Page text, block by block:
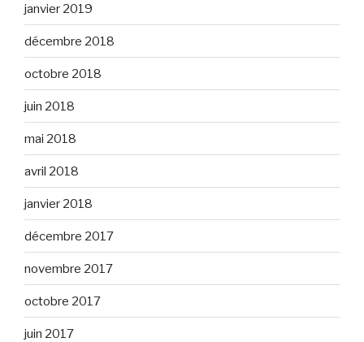
janvier 2019
décembre 2018
octobre 2018
juin 2018
mai 2018
avril 2018
janvier 2018
décembre 2017
novembre 2017
octobre 2017
juin 2017